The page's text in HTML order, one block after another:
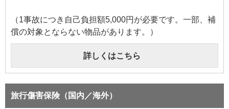
（1事故につき自己負担額5,000円が必要です。一部、補
償の対象とならない物品があります。）
詳しくはこちら
旅行傷害保険（国内／海外）